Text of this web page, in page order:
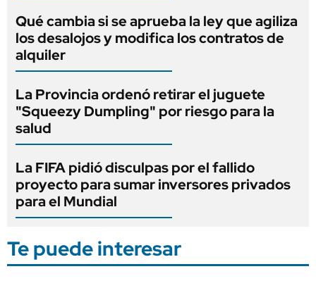
Qué cambia si se aprueba la ley que agiliza
los desalojos y modifica los contratos de
alquiler
La Provincia ordenó retirar el juguete
"Squeezy Dumpling" por riesgo para la
salud
La FIFA pidió disculpas por el fallido
proyecto para sumar inversores privados
para el Mundial
Te puede interesar